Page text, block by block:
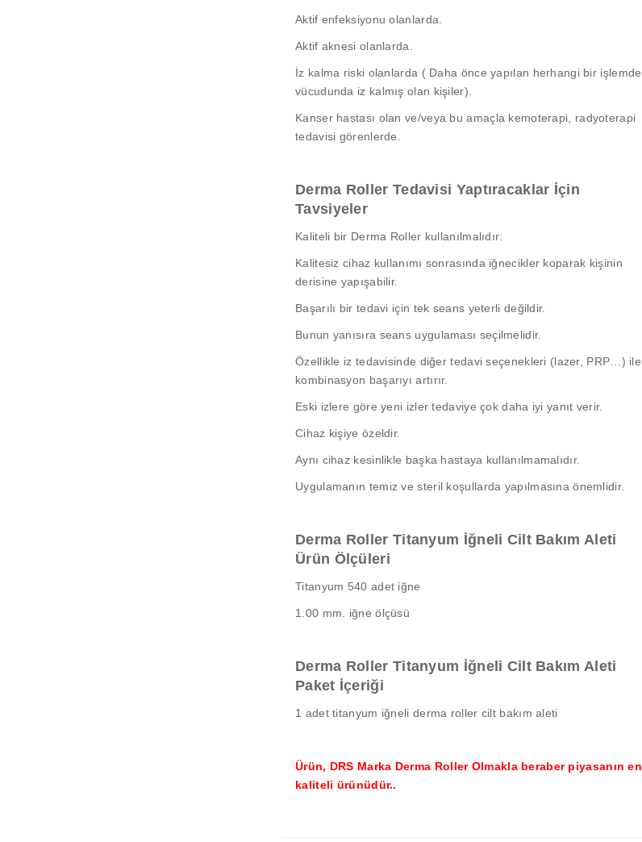
Aktif enfeksiyonu olanlarda.
Aktif aknesi olanlarda.
İz kalma riski olanlarda ( Daha önce yapılan herhangi bir işlemde
vücudunda iz kalmış olan kişiler).
Kanser hastası olan ve/veya bu amaçla kemoterapi, radyoterapi
tedavisi görenlerde.
Derma Roller Tedavisi Yaptıracaklar İçin
Tavsiyeler
Kaliteli bir Derma Roller kullanılmalıdır:
Kalitesiz cihaz kullanımı sonrasında iğnecikler koparak kişinin
derisine yapışabilir.
Başarılı bir tedavi için tek seans yeterli değildir.
Bunun yanısıra seans uygulaması seçilmelidir.
Özellikle iz tedavisinde diğer tedavi seçenekleri (lazer, PRP…) ile
kombinasyon başarıyı artırır.
Eski izlere göre yeni izler tedaviye çok daha iyi yanıt verir.
Cihaz kişiye özeldir.
Aynı cihaz kesinlikle başka hastaya kullanılmamalıdır.
Uygulamanın temiz ve steril koşullarda yapılmasına önemlidir.
Derma Roller Titanyum İğneli Cilt Bakım Aleti
Ürün Ölçüleri
Titanyum 540 adet iğne
1.00 mm. iğne ölçüsü
Derma Roller Titanyum İğneli Cilt Bakım Aleti
Paket İçeriği
1 adet titanyum iğneli derma roller cilt bakım aleti
Ürün, DRS Marka Derma Roller Olmakla beraber piyasanın en
kaliteli ürünüdür..